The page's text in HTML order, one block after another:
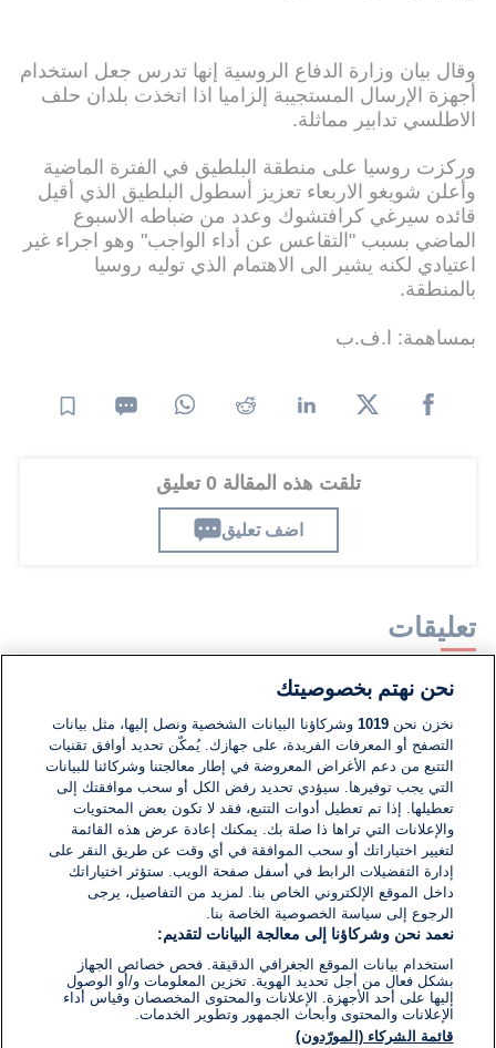
وقال بيان وزارة الدفاع الروسية إنها تدرس جعل استخدام
أجهزة الإرسال المستجيبة إلزاميا اذا اتخذت بلدان حلف
الاطلسي تدابير مماثلة.
وركزت روسيا على منطقة البلطيق في الفترة الماضية
وأعلن شويغو الاربعاء تعزيز أسطول البلطيق الذي أقيل
قائده سيرغي كرافتشوك وعدد من ضباطه الاسبوع
الماضي بسبب "التقاعس عن أداء الواجب" وهو اجراء غير
اعتيادي لكنه يشير الى الاهتمام الذي توليه روسيا
بالمنطقة.
بمساهمة: ا.ف.ب
تلقت هذه المقالة 0 تعليق
اضف تعليق
تعليقات
لا توجد تعليقات مكتوبة حتى الآن. كن الأول!
اكتب تعليقًا جديدًا ...
نحن نهتم بخصوصيتك
نخزن نحن1019 وشركاؤنا البيانات الشخصية ونصل إليها، مثل بيانات
التصفح أو المعرفات الفريدة، على جهازك. يُمكّن تحديد أوافق تقنيات
التتبع من دعم الأغراض المعروضة في إطار معالجتنا وشركائنا للبيانات
التي يجب توفيرها. سيؤدي تحديد رفض الكل أو سحب موافقتك إلى
تعطيلها. إذا تم تعطيل أدوات التتبع، فقد لا تكون بعض المحتويات
والإعلانات التي تراها ذا صلة بك. يمكنك إعادة عرض هذه القائمة
لتغيير اختياراتك أو سحب الموافقة في أي وقت عن طريق النقر على
إدارة التفضيلات الرابط في أسفل صفحة الويب. ستؤثر اختياراتك
داخل الموقع الإلكتروني الخاص بنا. لمزيد من التفاصيل، يرجى
الرجوع إلى سياسة الخصوصية الخاصة بنا.
نعمد نحن وشركاؤنا إلى معالجة البيانات لتقديم:
استخدام بيانات الموقع الجغرافي الدقيقة. فحص خصائص الجهاز
بشكل فعال من أجل تحديد الهوية. تخزين المعلومات و/أو الوصول
إليها على أحد الأجهزة. الإعلانات والمحتوى المخصصان وقياس أداء
الإعلانات والمحتوى وأبحاث الجمهور وتطوير الخدمات.
قائمة الشركاء (المورّدون)